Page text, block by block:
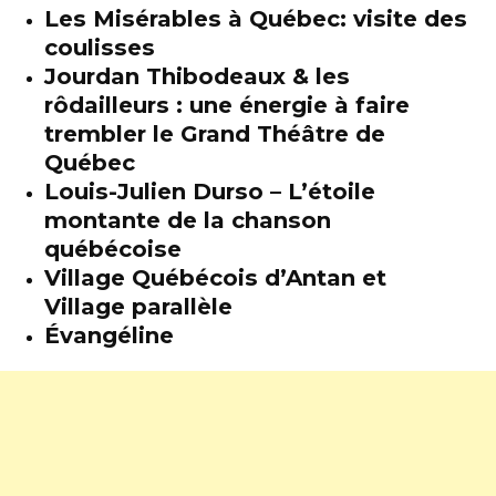
Les Misérables à Québec: visite des
coulisses
Jourdan Thibodeaux & les
rôdailleurs : une énergie à faire
trembler le Grand Théâtre de
Québec
Louis-Julien Durso – L’étoile
montante de la chanson
québécoise
Village Québécois d’Antan et
Village parallèle
Évangéline